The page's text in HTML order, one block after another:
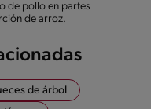
de pollo en partes
de arroz.
de árbol